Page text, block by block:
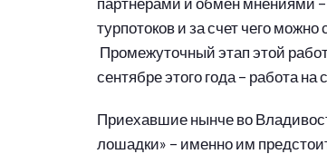
турпотоков и за счет чего
Промежуточный этап этой
сентябре этого года – работа
Приехавшие нынче во
лошадки» – именно им